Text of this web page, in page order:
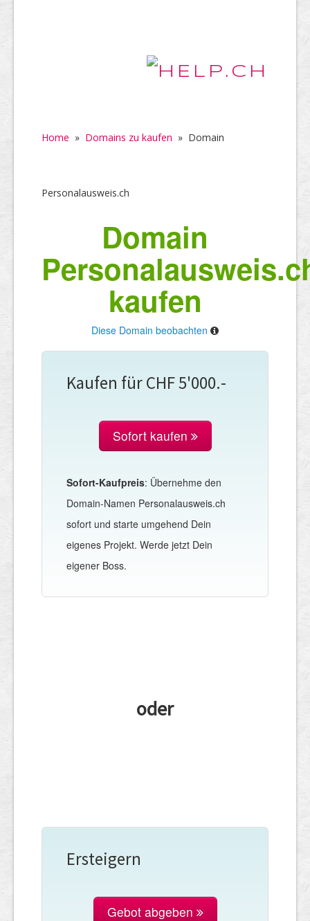
Home » Domains zu kaufen » Domain
Personalausweis.ch
Domain
kaufen
Diese Domain beobachten
Kaufen für CHF 5'000.-
Sofort kaufen
Sofort-Kaufpreis: Übernehme den
Domain-Namen Personalausweis.ch
sofort und starte umgehend Dein
eigenes Projekt. Werde jetzt Dein
eigener Boss.
oder
Ersteigern
Gebot abgeben